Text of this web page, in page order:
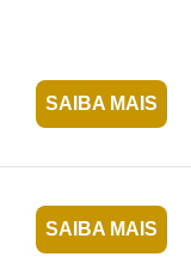
SAIBA MAIS
SAIBA MAIS